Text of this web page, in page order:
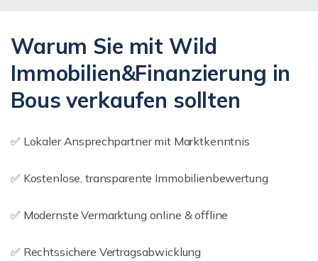
Warum Sie mit Wild
Immobilien&Finanzierung in
Bous verkaufen sollten
✅ Lokaler Ansprechpartner mit Marktkenntnis
✅ Kostenlose, transparente Immobilienbewertung
✅ Modernste Vermarktung online & offline
✅ Rechtssichere Vertragsabwicklung